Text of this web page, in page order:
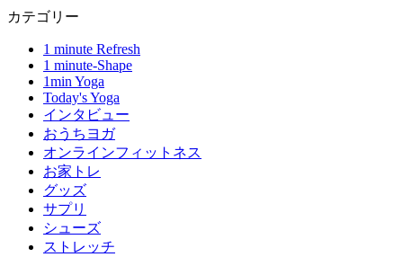
カテゴリー
1 minute Refresh
1 minute-Shape
1min Yoga
Today's Yoga
インタビュー
おうちヨガ
オンラインフィットネス
お家トレ
グッズ
サプリ
シューズ
ストレッチ